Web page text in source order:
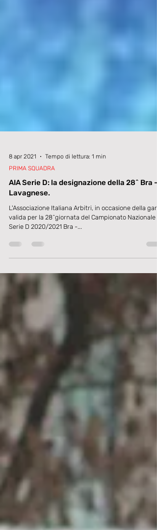
8 apr 2021
Tempo di lettura: 1 min
PRIMA SQUADRA
AIA Serie D: la designazione della 28^ Bra -
Lavagnese.
L'Associazione Italiana Arbitri, in occasione della gara